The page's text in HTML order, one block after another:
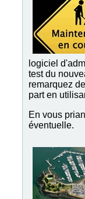
logiciel
test du
remarquez
part en
En vous
éventuelle.